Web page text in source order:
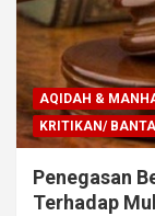
AQIDAH &
KRITIKAN/
Penegasan
Terhadap